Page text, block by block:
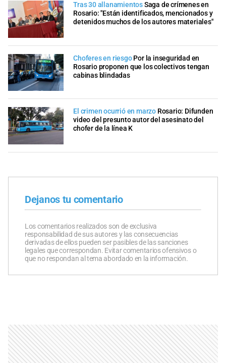
Tras 30 allanamientosSaga de crímenes en
Rosario: "Están identificados, mencionados y
detenidos muchos de los autores materiales"
Choferes en riesgo Por la inseguridad en
Rosario proponen que los colectivos tengan
cabinas blindadas
El crimen ocurrió en marzo Rosario: Difunden
video del presunto autor del asesinato del
chofer de la línea K
Dejanos tu comentario
Los comentarios realizados son de exclusiva
responsabilidad de sus autores y las consecuencias
derivadas de ellos pueden ser pasibles de las sanciones
legales que correspondan. Evitar comentarios ofensivos o
que no respondan al tema abordado en la información.